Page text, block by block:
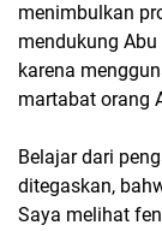
menimbulkan
mendukung
karena
martabat orang
Belajar dari
ditegaskan,
Saya melihat